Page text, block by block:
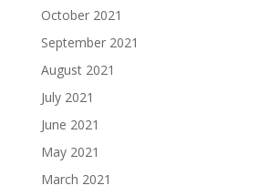
October 2021
September 2021
August 2021
July 2021
June 2021
May 2021
March 2021